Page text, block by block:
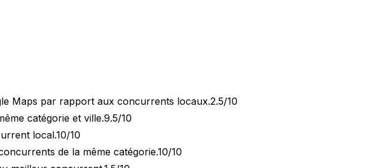
Maps par rapport aux concurrents locaux.2.5/10
catégorie et ville.9.5/10
local.10/10
de la même catégorie.10/10